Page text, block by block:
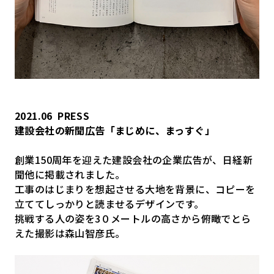
2021.06 PRESS
建設会社の新聞広告「まじめに、まっすぐ」
創業150周年を迎えた建設会社の企業広告が、日経新
聞他に掲載されました。
工事のはじまりを想起させる大地を背景に、コピーを
立ててしっかりと読ませるデザインです。
挑戦する人の姿を3０メートルの高さから俯瞰でとら
えた撮影は森山智彦氏。